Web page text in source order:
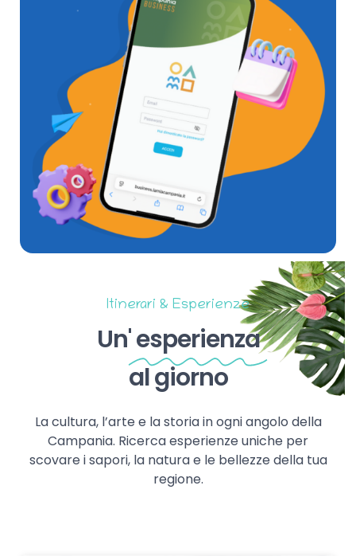
Itinerari & Esperienze
Un'esperienza
al giorno
La cultura, l’arte e la storia in ogni angolo della
Campania. Ricerca esperienze uniche per
scovare i sapori, la natura e le bellezze della tua
regione.